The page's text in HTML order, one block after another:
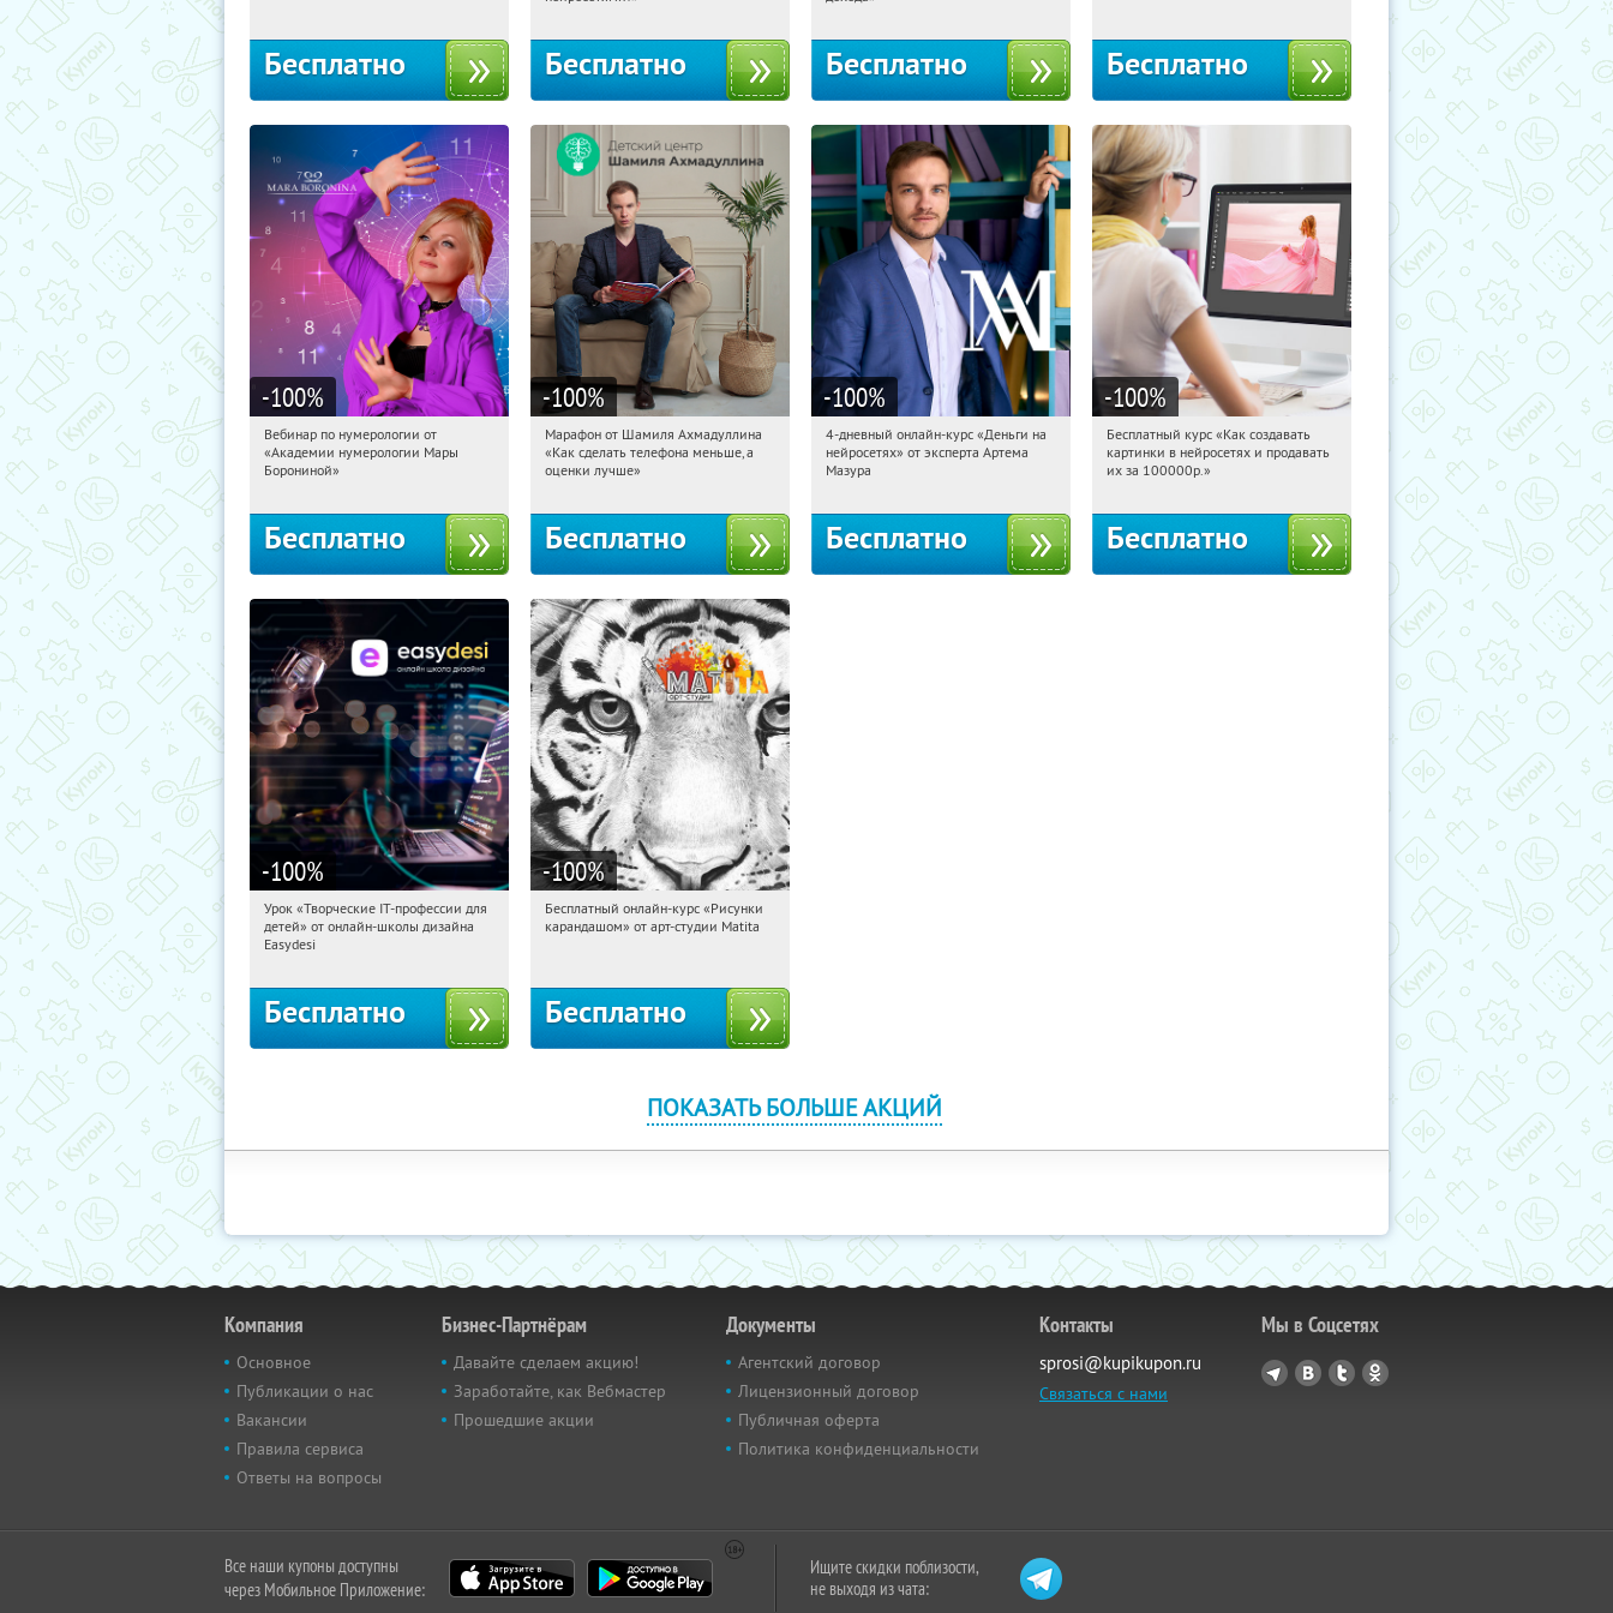
Бесплатно Бесплатно Бесплатно Бесплатно
-100%
11:51:36 Получили:
Россия
Вебинар по нумерологии от
«Академии нумерологии Мары
Борониной»
Бесплатно
-100%
11:51:36 Получили:25
Россия
Марафон от Шамиля Ахмадуллина
«Как сделать телефона меньше, а
оценки лучше»
Бесплатно
-100%
11:51:36 Получили: 191
Россия
4-дневный онлайн-курс «Деньги на
нейросетях» от эксперта Артема
Мазура
Бесплатно
-100%
11:51:36 Получили:
Россия
Бесплатный курс «Как создавать
картинки в нейросетях и продавать
их за 100000р.»
Бесплатно
-100%
11:51:36 Получили:53
Россия
Урок «Творческие IT-профессии для
детей» от онлайн-школы дизайна
Easydesi
Бесплатно
-100%
11:51:36 Получили:35
Бесплатный онлайн-курс «Рисунки
карандашом» от арт-студии Matita
Бесплатно
ПОКАЗАТЬ БОЛЬШЕ АКЦИЙ
Компания
Основное
Публикации о нас
Вакансии
Правила сервиса
Ответы на вопросы
Бизнес-Партнёрам
Давайте сделаем акцию!
Заработайте, как Вебмастер
Прошедшие акции
Документы
Агентский договор
Лицензионный договор
Публичная оферта
Политика конфиденциальности
Контакты
sprosi@kupikupon.ru
Связаться с нами
Мы в Соцсетях
Все наши купоны доступны
через Мобильное Приложение:
Ищите скидки поблизости,
не выходя из чата: